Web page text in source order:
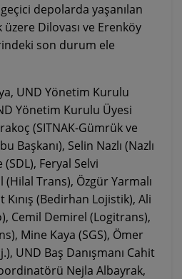
depolarda yaşanılan
Dilovası ve Erenköy
son durum ele
UND Yönetim Kurulu
Yönetim Kurulu Üyesi
(SITNAK-Gümrük ve
Başkanı), Selin Nazlı (Nazlı
Feryal Selvi
(Hilal Trans), Özgür Yarmalı
(Bedirhan Lojistik), Ali
Cemil Demirel (Logitrans),
Mine Kaya (SGS), Ömer
UND Baş Danışmanı Cahit
Nejla Albayrak,